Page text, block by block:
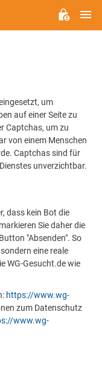
um
auf einer Seite zu
Captchas, um zu
von einem Menschen
Captchas sind für
unverzichtbar.
dass kein Bot die
Sie daher die
"Absenden". So
eine reale
WG-Gesucht.de wie
https://www.wg-
zum Datenschutz
www.wg-